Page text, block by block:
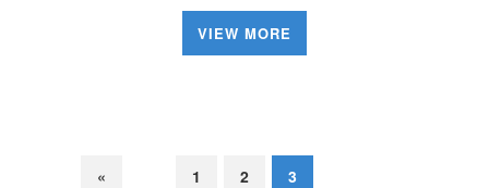
VIEW MORE
« 1 2 3